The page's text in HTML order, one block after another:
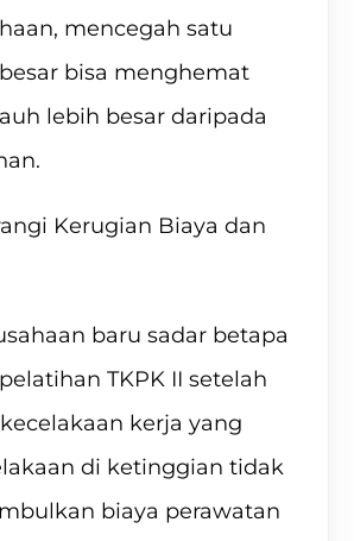
mencegah satu
bisa menghemat
lebih besar daripada
Kerugian Biaya dan
baru sadar betapa
TKPK II setelah
kerja yang
di ketinggian tidak
biaya perawatan